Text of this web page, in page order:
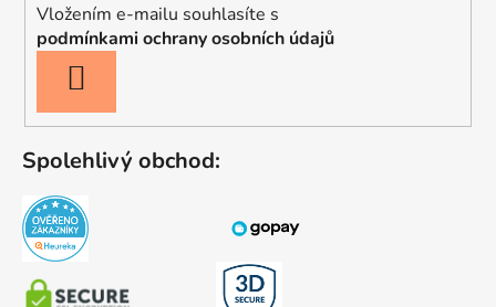
Vložením e-mailu souhlasíte s
podmínkami ochrany osobních údajů
SE
Spolehlivý obchod: